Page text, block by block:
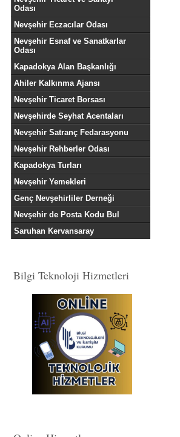
Odası
Nevşehir Eczacılar Odası
Nevşehir Esnaf ve Sanatkarlar
Odası
Kapadokya Alan Başkanlığı
Ahiler Kalkınma Ajansı
Nevşehir Ticaret Borsası
Nevşehirde Seyhat Acentaları
Nevşehir Satranç Fedarasyonu
Nevşehir Rehberler Odası
Kapadokya Turları
Nevşehir Yemekleri
Genç Nevşehirliler Derneği
Nevşehir de Posta Kodu Bul
Saruhan Kervansaray
Bilgi Teknoloji Hizmetleri